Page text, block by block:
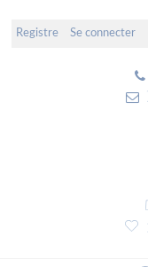
Registre Se connecter